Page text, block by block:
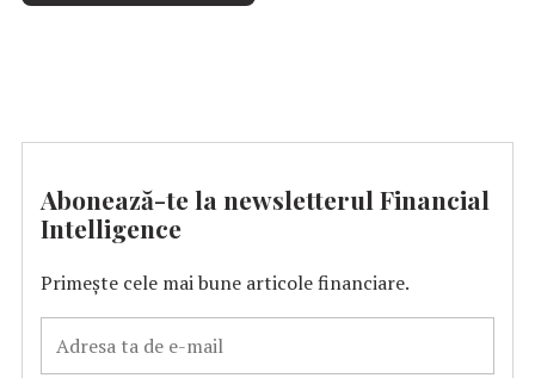
Abonează-te la newsletterul Financial
Intelligence
Primește cele mai bune articole financiare.